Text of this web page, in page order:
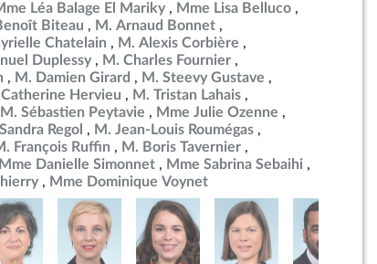
Léa Balage El Mariky
Mme Lisa Belluco
Biteau
M. Arnaud Bonnet
Chatelain
M. Alexis Corbière
Duplessy
M. Charles Fournier
M. Damien Girard
M. Steevy Gustave
Hervieu
M. Tristan Lahais
M. Sébastien Peytavie
Mme Julie Ozenne
Regol
M. Jean-Louis Roumégas
François Ruffin
M. Boris Tavernier
Mme Danielle Simonnet
Mme Sabrina Sebaihi
Mme Dominique Voynet